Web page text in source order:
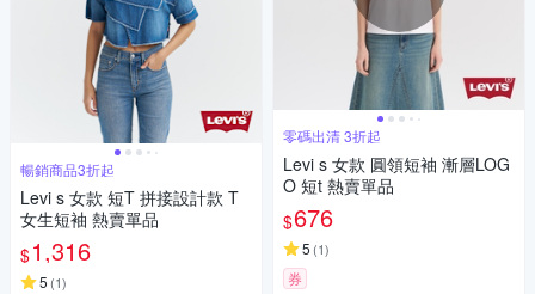
暢銷商品3折起
Levi s 女款 短T 拼接設計款 T
女生短袖 熱賣單品
$1,316
5 (1)
零碼出清 3折起
Levi s 女款 圓領短袖 漸層LOG
O 短t 熱賣單品
$676
5 (1)
券